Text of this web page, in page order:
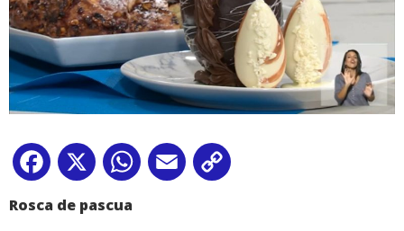
Facebook
X WhatsApp
Email
Rosca de pascua